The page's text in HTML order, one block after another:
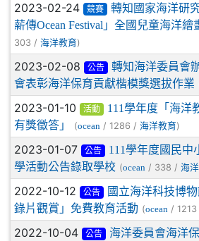
2023-02-24 競賽
轉知國家海洋研
薪傳Ocean Festival」全國兒童海洋繪
303 / 海洋教育)
2023-02-08 公告
轉知海洋委員會
會表彰海洋保育貢獻楷模獎選拔作業
2023-01-10 活動
111學年度「海洋
有獎徵答」
(ocean / 1286 / 海洋教育)
2023-01-07 公告
111學年度國民中
學活動公告錄取學校 (ocean / 338 / 海
2022-10-12 公告
國立海洋科技博
錄片觀賞」免費教育活動 (ocean / 1213
2022-10-04 公告
海洋委員會海洋